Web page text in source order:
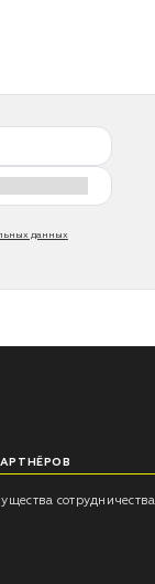
данных
сотрудничества